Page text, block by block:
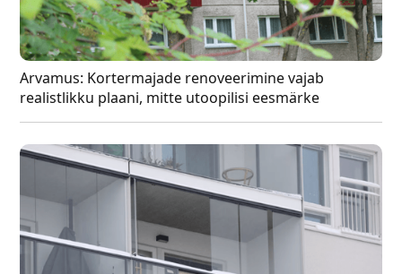
Arvamus: Kortermajade renoveerimine vajab
realistlikku plaani, mitte utoopilisi eesmärke